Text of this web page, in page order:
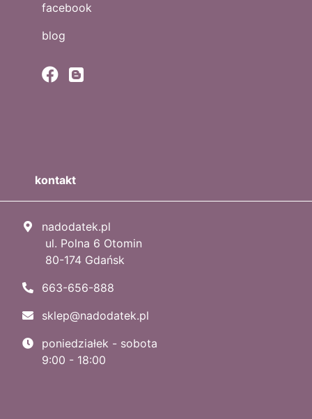
facebook
blog
kontakt
nadodatek.pl
ul. Polna 6 Otomin
80-174 Gdańsk
663-656-888
sklep@nadodatek.pl
poniedziałek - sobota
9:00 - 18:00